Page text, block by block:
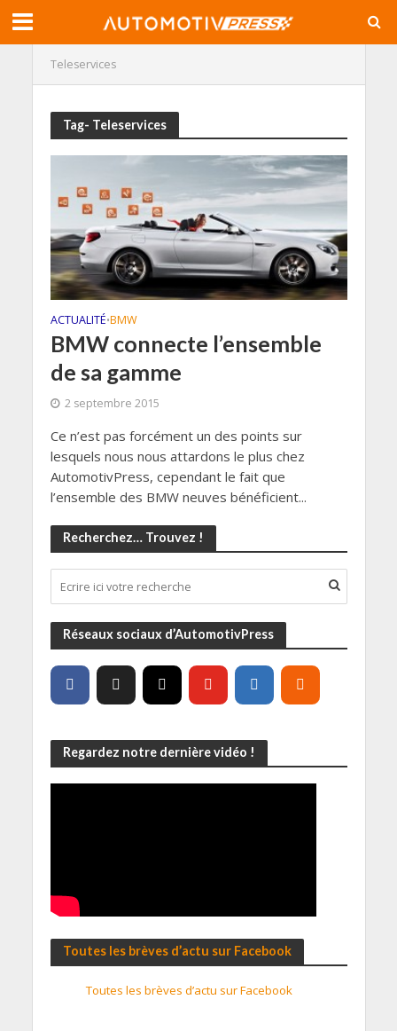
Teleservices
Tag- Teleservices
ACTUALITÉ•BMW
BMW connecte l’ensemble
de sa gamme
2 septembre 2015
Ce n’est pas forcément un des points sur
lesquels nous nous attardons le plus chez
AutomotivPress, cependant le fait que
l’ensemble des BMW neuves bénéficient...
Recherchez… Trouvez !
Réseaux sociaux d’AutomotivPress
Regardez notre dernière vidéo !
Toutes les brèves d’actu sur Facebook
Toutes les brèves d’actu sur Facebook